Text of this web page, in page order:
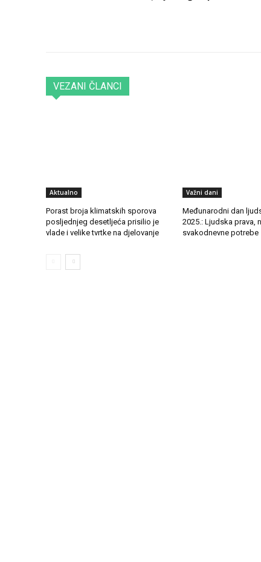
VEZANI ČLANCI
Aktualno
Porast broja klimatskih sporova
posljednjeg desetljeća prisilio je
vlade i velike tvrtke na djelovanje
Važni dani
Međunarodni dan
2025.: Ljudska prava,
svakodnevne potrebe